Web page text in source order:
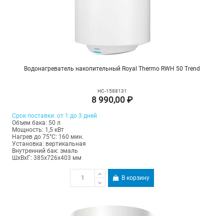
Водонагреватель накопительный Royal Thermo RWH 50 Trend
НС-1588131
8 990,00 ₽
Срок поставки: от 1 до 3 дней
Объем бака: 50 л
Мощность: 1,5 кВт
Нагрев до 75°С: 160 мин.
Установка: вертикальная
Внутренний бак: эмаль
ШхВхГ: 385х726х403 мм
В корзину